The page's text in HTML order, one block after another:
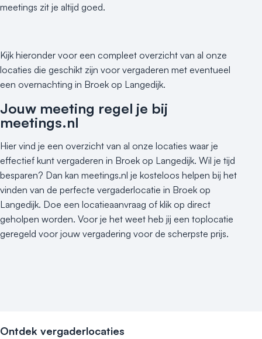
meetings zit je altijd goed.
Kijk hieronder voor een compleet overzicht van al onze
locaties die geschikt zijn voor vergaderen met eventueel
een overnachting in Broek op Langedijk.
Jouw meeting regel je bij
meetings.nl
Hier vind je een overzicht van al onze locaties waar je
effectief kunt vergaderen in Broek op Langedijk. Wil je tijd
besparen? Dan kan meetings.nl je kosteloos helpen bij het
vinden van de perfecte vergaderlocatie in Broek op
Langedijk. Doe een locatieaanvraag of klik op direct
geholpen worden. Voor je het weet heb jij een toplocatie
geregeld voor jouw vergadering voor de scherpste prijs.
Ontdek vergaderlocaties